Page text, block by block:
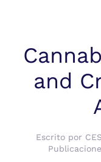
and
Escrito por